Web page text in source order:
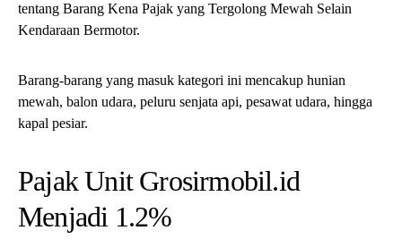
tentang Barang Kena Pajak yang Tergolong Mewah Selain
Kendaraan Bermotor.
Barang-barang yang masuk kategori ini mencakup hunian
mewah, balon udara, peluru senjata api, pesawat udara, hingga
kapal pesiar.
Pajak Unit Grosirmobil.id
Menjadi 1.2%